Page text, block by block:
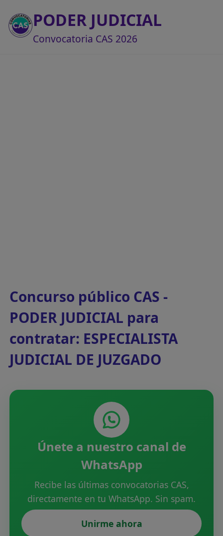
PODER JUDICIAL
Convocatoria CAS 2026
Concurso público CAS -
PODER JUDICIAL para
contratar: ESPECIALISTA
JUDICIAL DE JUZGADO
Únete a nuestro canal de
WhatsApp
Recibe las últimas convocatorias CAS,
directamente en tu WhatsApp. Sin spam.
Unirme ahora